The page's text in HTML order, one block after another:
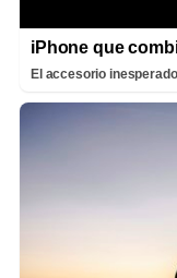
iPhone que
El accesorio